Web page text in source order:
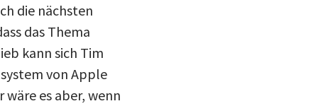
die nächsten
das Thema
kann sich Tim
von Apple
es aber, wenn